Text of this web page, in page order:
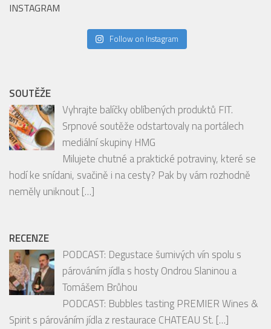
INSTAGRAM
Follow on Instagram
SOUTĚŽE
Vyhrajte balíčky oblíbených produktů FIT.
Srpnové soutěže odstartovaly na portálech
mediální skupiny HMG
Milujete chutné a praktické potraviny, které se
hodí ke snídani, svačině i na cesty? Pak by vám rozhodně
neměly uniknout[…]
RECENZE
PODCAST: Degustace šumivých vín spolu s
párováním jídla s hosty Ondrou Slaninou a
Tomášem Brůhou
PODCAST: Bubbles tasting PREMIER Wines &
Spirit s párováním jídla z restaurace CHATEAU St. […]